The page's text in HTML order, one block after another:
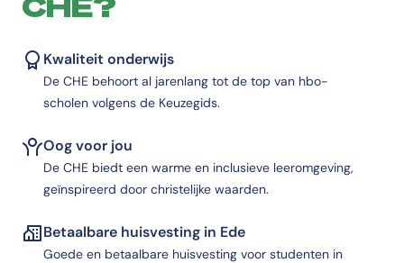
Kwaliteit onderwijs
De CHE behoort al jarenlang tot de top van hbo-
scholen volgens de Keuzegids.
Oog voor jou
De CHE biedt een warme en inclusieve leeromgeving,
geïnspireerd door christelijke waarden.
Betaalbare huisvesting in Ede
Goede en betaalbare huisvesting voor studenten in